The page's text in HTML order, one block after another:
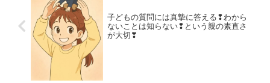
子どもの質問には真摯に答える❢わから
ないことは知らない❢という親の素直さ
が大切❣